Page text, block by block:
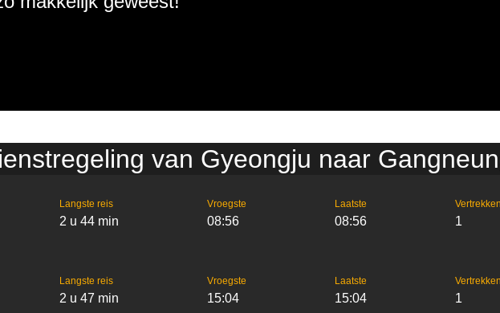
van Gyeongju naar
Langste reis
2 u 44 min
Vroegste
08:56
Laatste
08:56
Vertrekken
1
Langste reis
2 u 47 min
Vroegste
15:04
Laatste
15:04
Vertrekken
1